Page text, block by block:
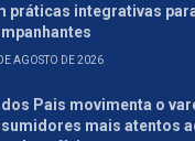
práticas integrativas
AGOSTO DE 2026
dos Pais movimenta o
mais atentos